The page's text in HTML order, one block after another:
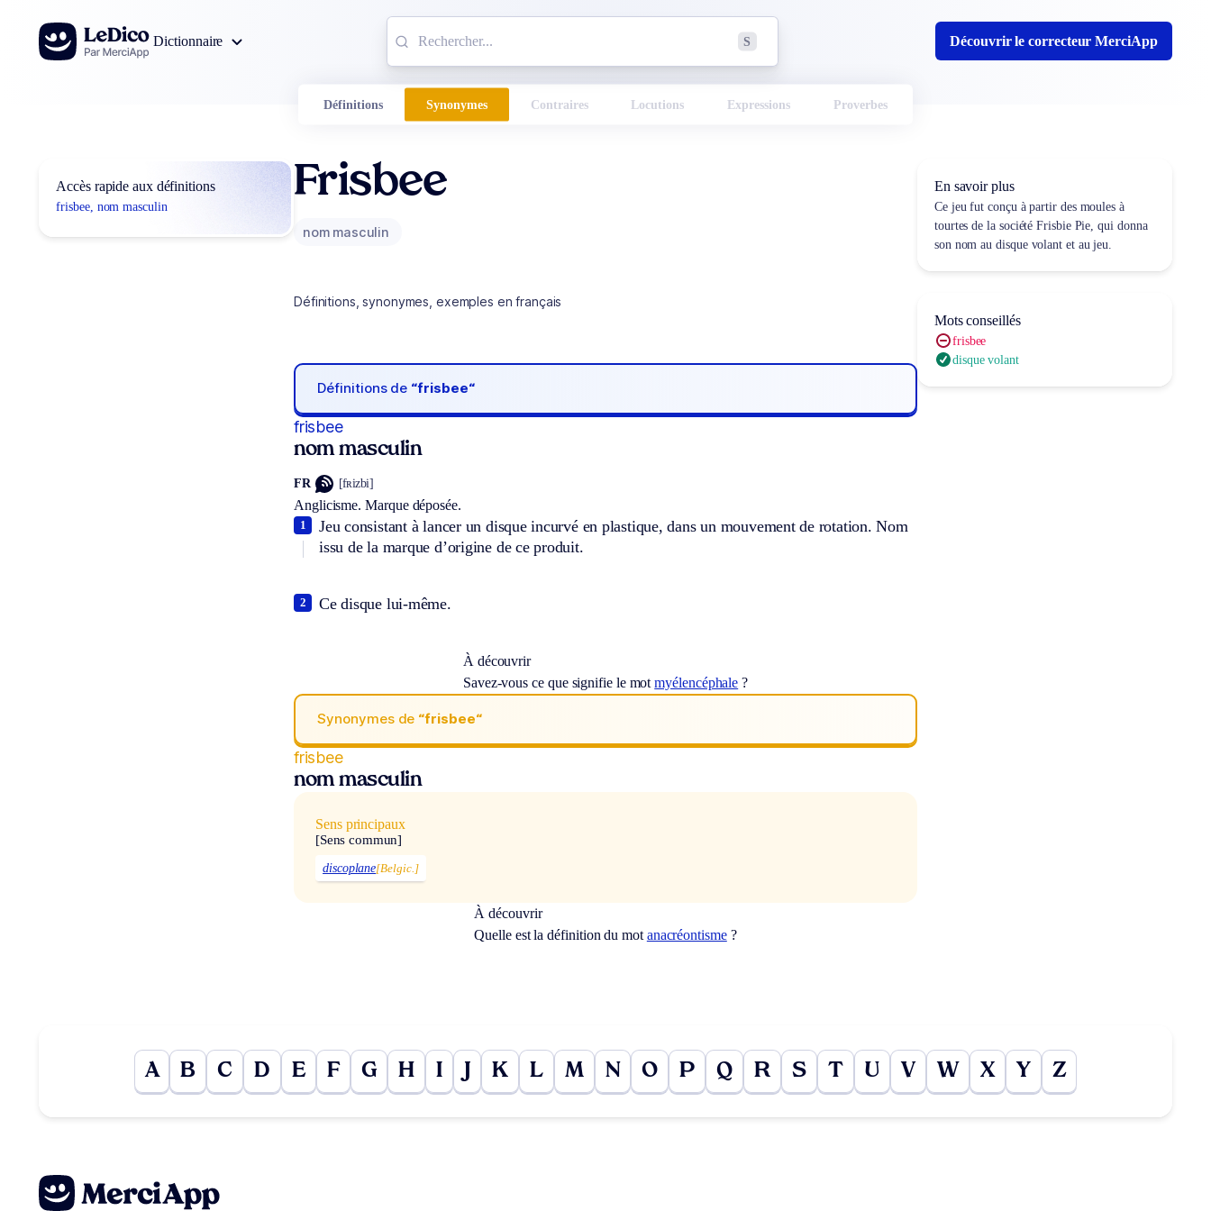
Aller au contenu
Dictionnaire
S Découvrir le correcteur MerciApp
Définitions Synonymes Contraires Locutions Expressions Proverbes
Accès rapide aux définitions
frisbee, nom masculin
Frisbee
nom masculin
Définitions, synonymes, exemples en français
Définitions de “frisbee“
frisbee
nom masculin
FR [fʀizbi]
Anglicisme. Marque déposée.
Jeu consistant à lancer un disque incurvé en plastique, dans un mouvement de rotation. Nom
issu de la marque d’origine de ce produit.
1
Ce disque lui-même.
2
À découvrir
Savez-vous ce que signifie le motmyélencéphale ?
Synonymes de “frisbee“
frisbee
nom masculin
Sens principaux
[Sens commun]
discoplane[Belgic.]
À découvrir
Quelle est la définition du mot anacréontisme?
En savoir plus
Ce jeu fut conçu à partir des moules à
tourtes de la sociétéFrisbie Pie, qui donna
son nom au disque volant et au jeu.
Mots conseillés
frisbee
disque volant
A B C D E F G H I J K L M N O P Q R S T U V W X Y Z